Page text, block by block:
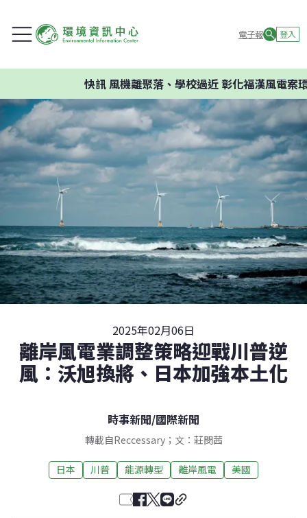
電子報 登入
風機離聚落、學校過近 彰化福漢風電案環委
2025年02月06日
離岸風電業調整策略迎戰川普逆
風：沃旭換將、日本加強本土化
時事新聞/國際新聞
轉載自Reccessary；文：莊閔茜
日本 川普 能源轉型 離岸風電 美國